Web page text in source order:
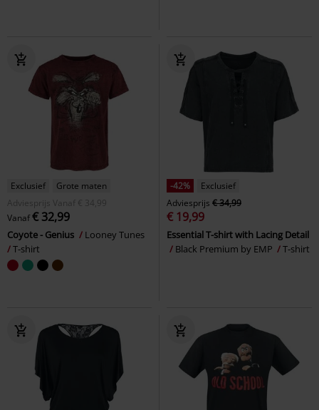
Exclusief
Grote maten
Adviesprijs
Vanaf € 34,99
Vanaf€ 32,99
Coyote - Genius
Looney Tunes
T-shirt
-42%
Exclusief
Adviesprijs € 34,99
€ 19,99
Essential T-shirt with Lacing Detail
Black Premium by EMP
T-shirt